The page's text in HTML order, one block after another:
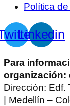
Política
Linkedin
Para
organización:
Dirección: Edf.
| Medellín –